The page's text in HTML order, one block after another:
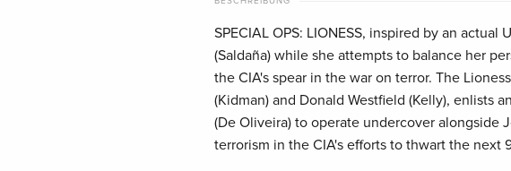
SPECIAL OPS: LIONESS, inspired by an
(Saldaña) while she attempts to balance her
the CIA's spear in the war on terror. The
(Kidman) and Donald Westfield (Kelly), enlists
(De Oliveira) to operate undercover alongside
terrorism in the CIA's efforts to thwart the next